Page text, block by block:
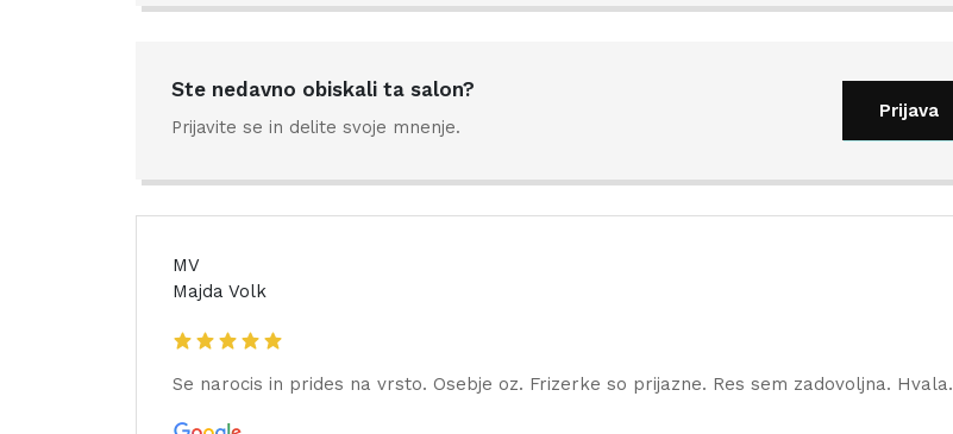
Ste nedavno obiskali ta salon?
Prijavite se in delite svoje mnenje.
Prijava
MV
Majda Volk
Se narocis in prides na vrsto. Osebje oz. Frizerke so prijazne. Res sem zadovoljna. Hvala.